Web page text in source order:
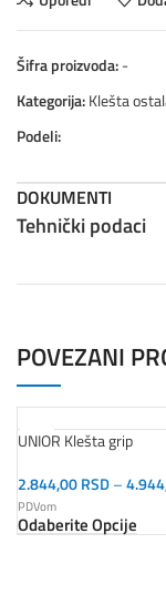
Šifra proizvoda:-
Kategorija:Klešta
Podeli:
DOKUMENTI
Tehnički podaci
POVEZANI
UNIOR Klešta grip
2.844,00RSD–
PDVom
Odaberite Opcije